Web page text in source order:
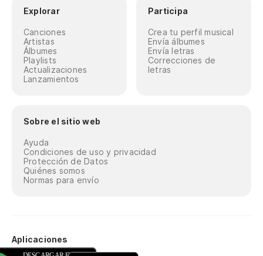
Explorar
Canciones
Artistas
Álbumes
Playlists
Actualizaciones
Lanzamientos
Participa
Crea tu perfil musical
Envía álbumes
Envía letras
Correcciones de
letras
Sobre el sitio web
Ayuda
Condiciones de uso y privacidad
Protección de Datos
Quiénes somos
Normas para envío
Aplicaciones